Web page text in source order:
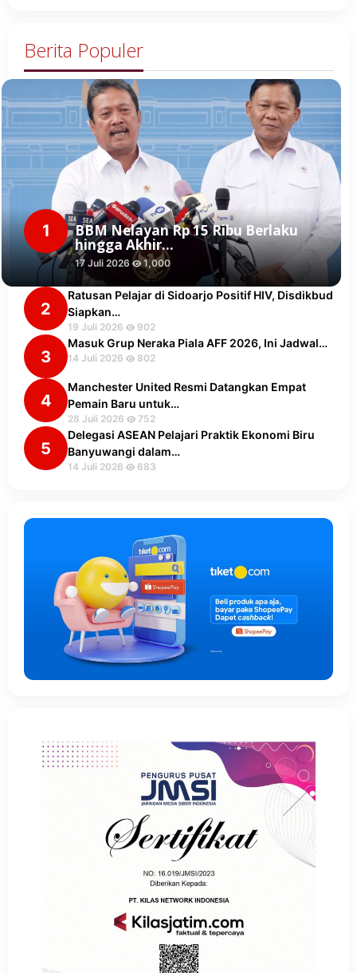
Berita Populer
1 BBM Nelayan Rp 15 Ribu Berlaku
hingga Akhir…
17 Juli 2026 1,000
2
Ratusan Pelajar di Sidoarjo Positif HIV, Disdikbud
Siapkan…
19 Juli 2026 902
3
Masuk Grup Neraka Piala AFF 2026, Ini Jadwal…
14 Juli 2026 802
4
Manchester United Resmi Datangkan Empat
Pemain Baru untuk…
28 Juli 2026 752
5
Delegasi ASEAN Pelajari Praktik Ekonomi Biru
Banyuwangi dalam…
14 Juli 2026 683